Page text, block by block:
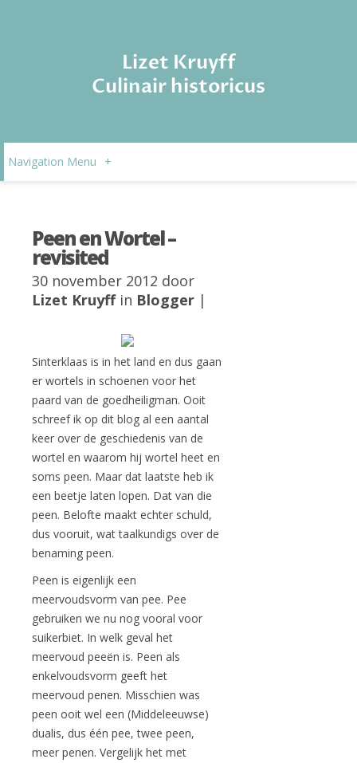
Lizet Kruyff
Culinair historicus
Navigation Menu +
Peen en Wortel –
revisited
30 november 2012 door
Lizet Kruyffin Blogger |
Sinterklaas is in het land en dus gaan
er wortels in schoenen voor het
paard van de goedheiligman. Ooit
schreef ik op dit blog al een aantal
keer over de geschiedenis van de
wortel en waarom hij wortel heet en
soms peen. Maar dat laatste heb ik
een beetje laten lopen. Dat van die
peen. Belofte maakt echter schuld,
dus vooruit, wat taalkundigs over de
benaming peen.
Peen is eigenlijk een
meervoudsvorm van pee. Pee
gebruiken we nu nog vooral voor
suikerbiet. In welk geval het
meervoud peeën is. Peen als
enkelvoudsvorm geeft het
meervoud penen. Misschien was
peen ooit wel een (Middeleeuwse)
dualis, dus één pee, twee peen,
meer penen. Vergelijk het met